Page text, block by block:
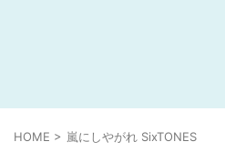
HOME > 嵐にしやがれ SixTONES